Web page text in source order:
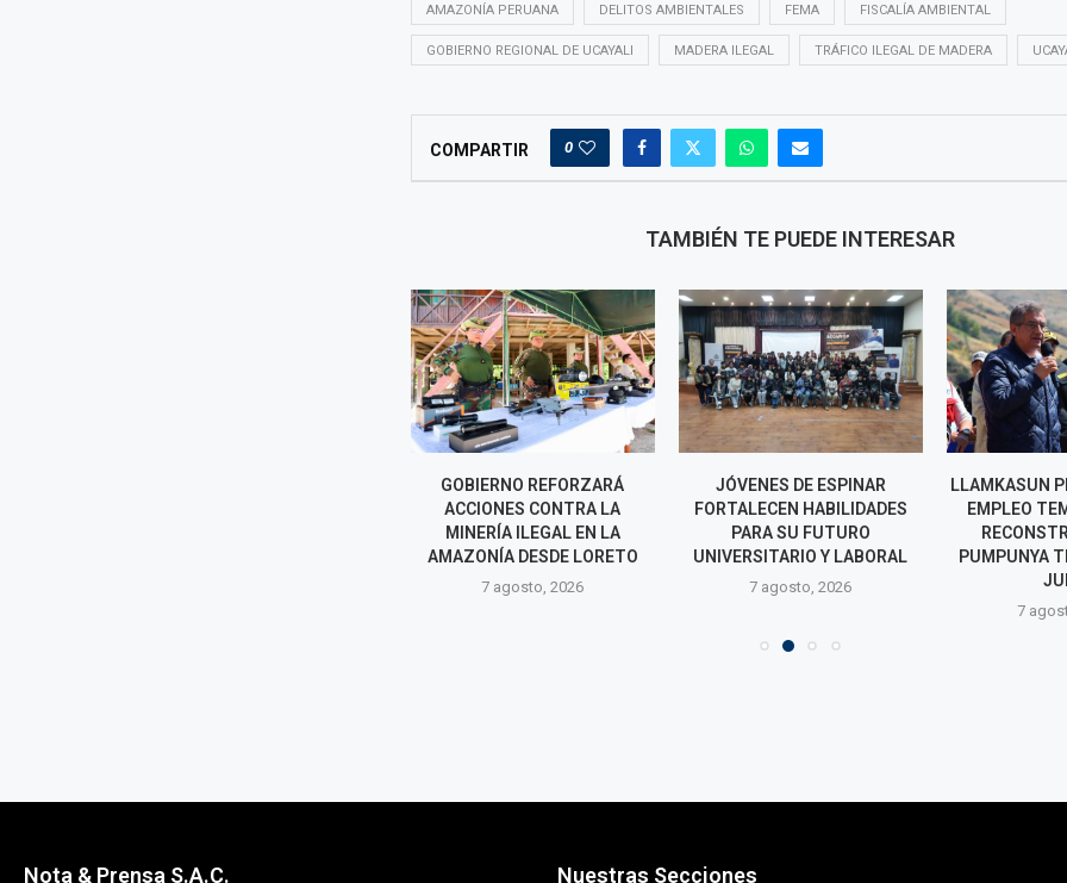
AMAZONÍA PERUANA DELITOS AMBIENTALES FEMA FISCALÍA AMBIENTAL
GOBIERNO REGIONAL DE UCAYALI MADERA ILEGAL TRÁFICO ILEGAL DE MADERA
COMPARTIR 0
TAMBIÉN TE PUEDE INTERESAR
GOBIERNO REFORZARÁ
ACCIONES CONTRA LA
MINERÍA ILEGAL EN LA
AMAZONÍA DESDE LORETO
7 agosto, 2026
JÓVENES DE ESPINAR
FORTALECEN HABILIDADES
PARA SU FUTURO
UNIVERSITARIO Y LABORAL
7 agosto, 2026
LLAMKASUN
EMPLEO
PUMPUNYA
7
Nota & Prensa S.A.C. Nuestras Secciones